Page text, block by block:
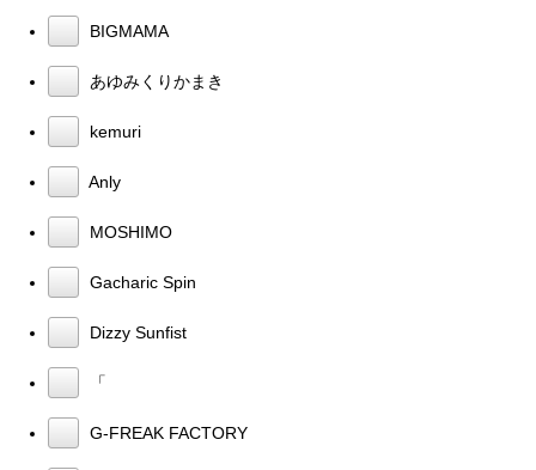
BIGMAMA
あゆみくりかまき
kemuri
Anly
MOSHIMO
Gacharic Spin
Dizzy Sunfist
「
G-FREAK FACTORY